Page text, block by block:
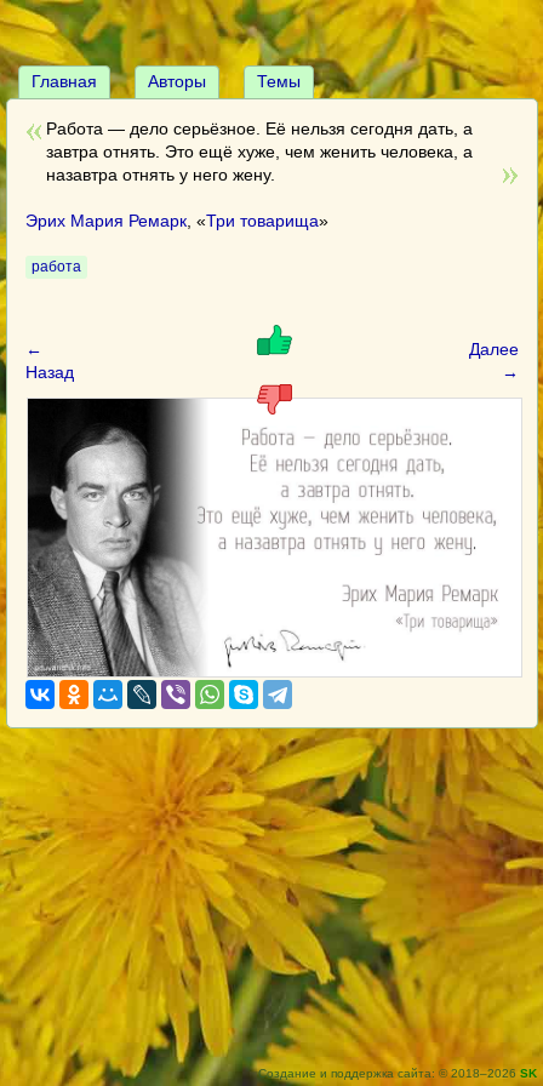
Главная Авторы Темы
Работа — дело серьёзное. Её нельзя сегодня дать, а
завтра отнять. Это ещё хуже, чем женить человека, а
назавтра отнять у него жену.
Эрих Мария Ремарк , «Три товарища»
работа
←
Назад
Далее
→
Создание и поддержка сайта: © 2018–2026 SK